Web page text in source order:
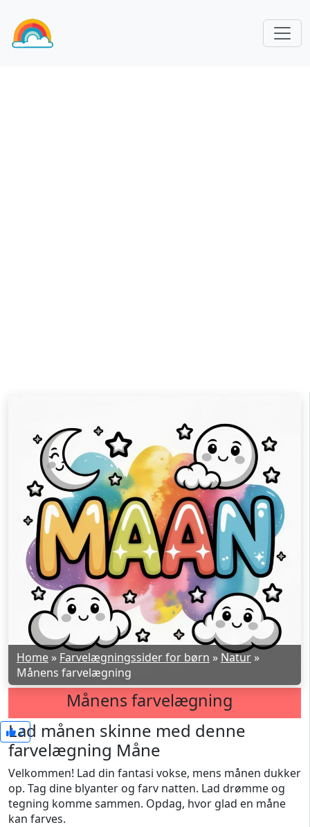
Home » Farvelægningssider for børn » Natur »
Månens farvelægning
Månens farvelægning
2
Lad månen skinne med denne
farvelægning Måne
Velkommen! Lad din fantasi vokse, mens månen dukker
op. Tag dine blyanter og farv natten. Lad drømme og
tegning komme sammen. Opdag, hvor glad en måne
kan farves.